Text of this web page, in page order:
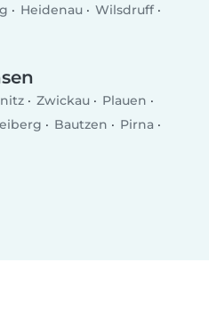
Heidenau
Wilsdruff
Zwickau
Plauen
Bautzen
Pirna